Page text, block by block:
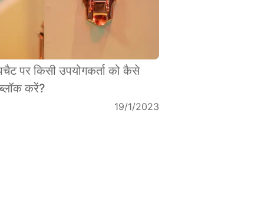
पर किसी उपयोगकर्ता को कैसे
करें?
19/1/2023